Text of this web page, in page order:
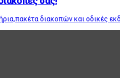
διακοπών και οδικές